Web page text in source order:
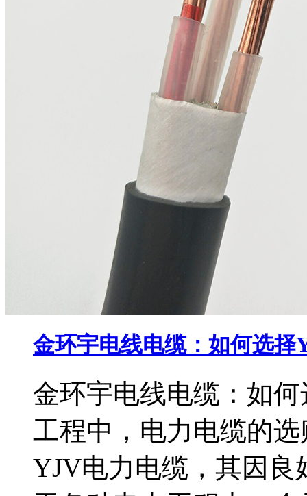
金环宇电线电缆：如何选择
金环宇电线电缆：如
工程中，电力电缆的
YJV电力电缆，其因